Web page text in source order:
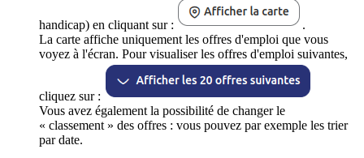
handicap) en cliquant sur :
.
La carte affiche uniquement les offres d'emploi que vous
voyez à l'écran. Pour visualiser les offres d'emploi suivantes,
cliquez sur :
Vous avez également la possibilité de changer le
« classement » des offres : vous pouvez par exemple les trier
par date.